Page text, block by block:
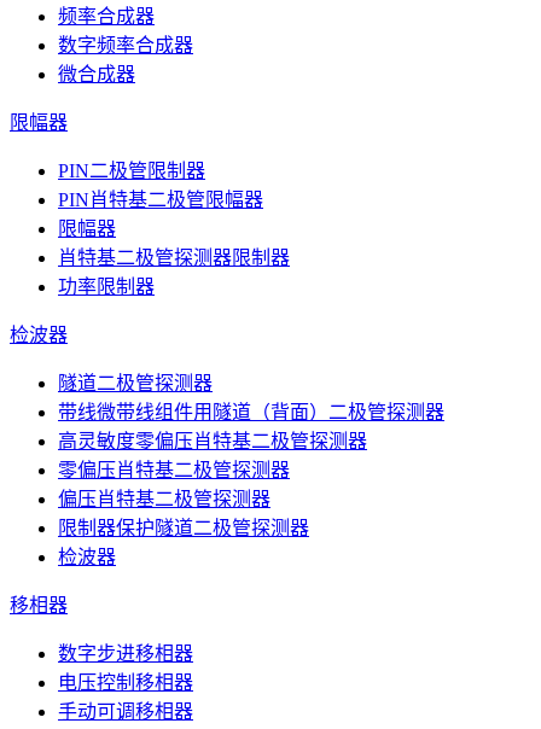
频率合成器
数字频率合成器
微合成器
限幅器
PIN二极管限制器
PIN肖特基二极管限幅器
限幅器
肖特基二极管探测器限制器
功率限制器
检波器
隧道二极管探测器
带线微带线组件用隧道（背面）二极管探测器
高灵敏度零偏压肖特基二极管探测器
零偏压肖特基二极管探测器
偏压肖特基二极管探测器
限制器保护隧道二极管探测器
检波器
移相器
数字步进移相器
电压控制移相器
手动可调移相器